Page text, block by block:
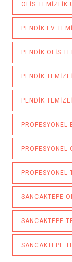
OFIS TEMIZLIK
PENDIK EV
PENDIK OFIS
PENDIK
PENDIK
PROFESYONEL
PROFESYONEL
PROFESYONEL
SANCAKTEPE
SANCAKTEPE
SANCAKTEPE